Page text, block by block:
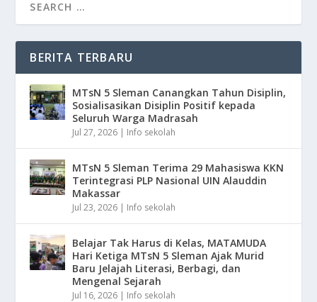
BERITA TERBARU
MTsN 5 Sleman Canangkan Tahun Disiplin,
Sosialisasikan Disiplin Positif kepada
Seluruh Warga Madrasah
Jul 27, 2026 | Info sekolah
MTsN 5 Sleman Terima 29 Mahasiswa KKN
Terintegrasi PLP Nasional UIN Alauddin
Makassar
Jul 23, 2026 | Info sekolah
Belajar Tak Harus di Kelas, MATAMUDA
Hari Ketiga MTsN 5 Sleman Ajak Murid
Baru Jelajah Literasi, Berbagi, dan
Mengenal Sejarah
Jul 16, 2026 | Info sekolah